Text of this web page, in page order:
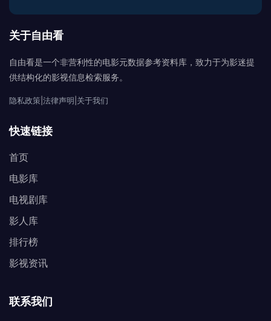
关于自由看
自由看是一个非营利性的电影元数据参考资料库，致力于为影迷提
供结构化的影视信息检索服务。
隐私政策 法律声明 关于我们
快速链接
首页
电影库
电视剧库
影人库
排行榜
影视资讯
联系我们